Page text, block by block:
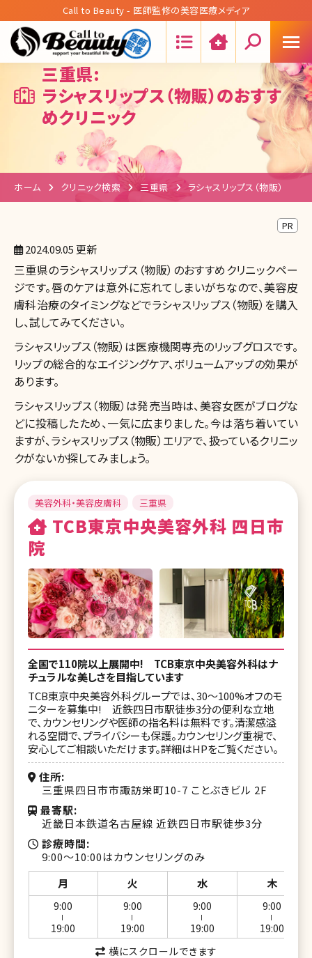
Call to Beauty - 医師監修の美容医療メディア
三重県:
ラシャスリップス（物販）のおすす
めクリニック
ホーム クリニック検索 三重県 ラシャスリップス（物販）
PR
2024.09.05 更新
三重県のラシャスリップス（物販）のおすすめクリニックペー
ジです。唇のケアは意外に忘れてしまいがちなので、美容皮
膚科治療のタイミングなどでラシャスリップス（物販）を購入
し、試してみてください。
ラシャスリップス（物販）は医療機関専売のリップグロスです。
リップの総合的なエイジングケア、ボリュームアップの効果が
あります。
ラシャスリップス（物販）は発売当時は、美容女医がブログな
どに投稿したため、一気に広まりました。今は落ち着いてい
ますが、ラシャスリップス（物販）エリアで、扱っているクリニッ
クがないか探してみましょう。
美容外科・美容皮膚科 三重県
TCB東京中央美容外科 四日市
院
全国で110院以上展開中! TCB東京中央美容外科はナ
チュラルな美しさを目指しています
TCB東京中央美容外科グループでは、30〜100%オフのモ
ニターを募集中! 近鉄四日市駅徒歩3分の便利な立地
で、カウンセリングや医師の指名料は無料です。清潔感溢
れる空間で、プライバシーも保護。カウンセリング重視で、
安心してご相談いただけます。詳細はHPをご覧ください。
住所
三重県四日市市諏訪栄町10-7 ことぶきビル 2F
最寄駅
近畿日本鉄道名古屋線 近鉄四日市駅徒歩3分
診療時間
9:00～10:00はカウンセリングのみ
月
火 水 木
9:00
19:00
9:00
19:00
9:00
19:00
9:00
19:00
横にスクロールできます